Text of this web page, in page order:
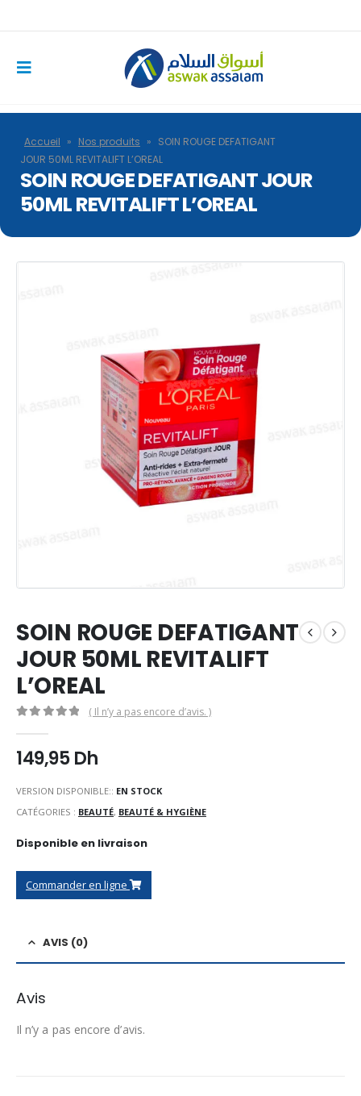
Accueil » Nos produits » SOIN ROUGE DEFATIGANT
JOUR 50ML REVITALIFT L’OREAL
SOIN ROUGE DEFATIGANT JOUR
50ML REVITALIFT L’OREAL
SOIN ROUGE DEFATIGANT
JOUR 50ML REVITALIFT
L’OREAL
( Il n’y a pas encore d’avis. )
149,95Dh
VERSION DISPONIBLE:: EN STOCK
CATÉGORIES : BEAUTÉ, BEAUTÉ & HYGIÈNE
Disponible en livraison
Commander en ligne
AVIS (0)
Avis
Il n’y a pas encore d’avis.